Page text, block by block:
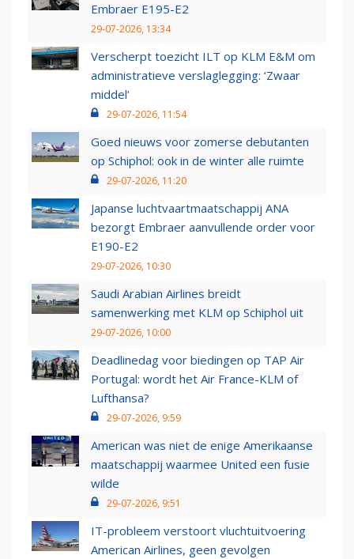
Embraer E195-E2
29-07-2026, 13:34
Verscherpt toezicht ILT op KLM E&M om
administratieve verslaglegging: ‘Zwaar
middel’
29-07-2026, 11:54
Goed nieuws voor zomerse debutanten
op Schiphol: ook in de winter alle ruimte
29-07-2026, 11:20
Japanse luchtvaartmaatschappij ANA
bezorgt Embraer aanvullende order voor
E190-E2
29-07-2026, 10:30
Saudi Arabian Airlines breidt
samenwerking met KLM op Schiphol uit
29-07-2026, 10:00
Deadlinedag voor biedingen op TAP Air
Portugal: wordt het Air France-KLM of
Lufthansa?
29-07-2026, 9:59
American was niet de enige Amerikaanse
maatschappij waarmee United een fusie
wilde
29-07-2026, 9:51
IT-probleem verstoort vluchtuitvoering
American Airlines, geen gevolgen